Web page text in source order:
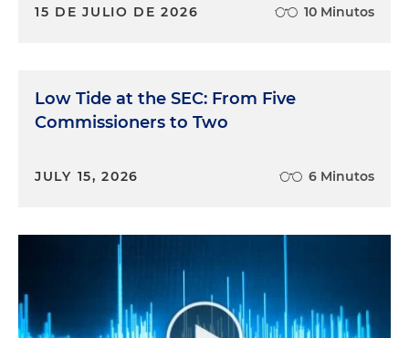
15 DE JULIO DE 2026 10 Minutos
Low Tide at the SEC: From Five
Commissioners to Two
JULY 15, 2026 6 Minutos